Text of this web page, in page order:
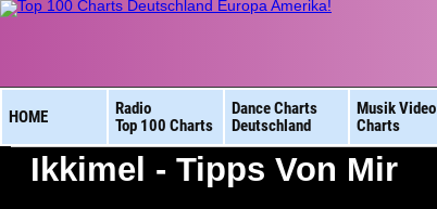
HOME
Radio
Top 100 Charts
Dance Charts
Deutschland
Musik Video
Charts
Ikkimel - Tipps Von Mir